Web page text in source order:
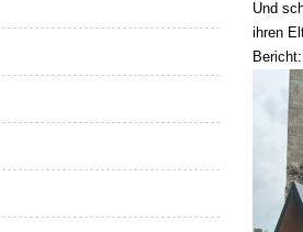
Und
ihren